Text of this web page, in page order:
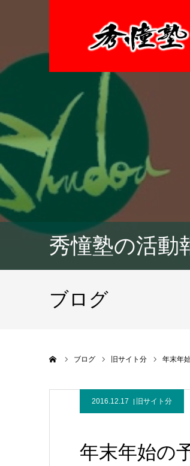
秀憧塾の活動
ブログ
ブログ 旧サイト分 年末年
2016.12.17 旧サイト分
年末年始の